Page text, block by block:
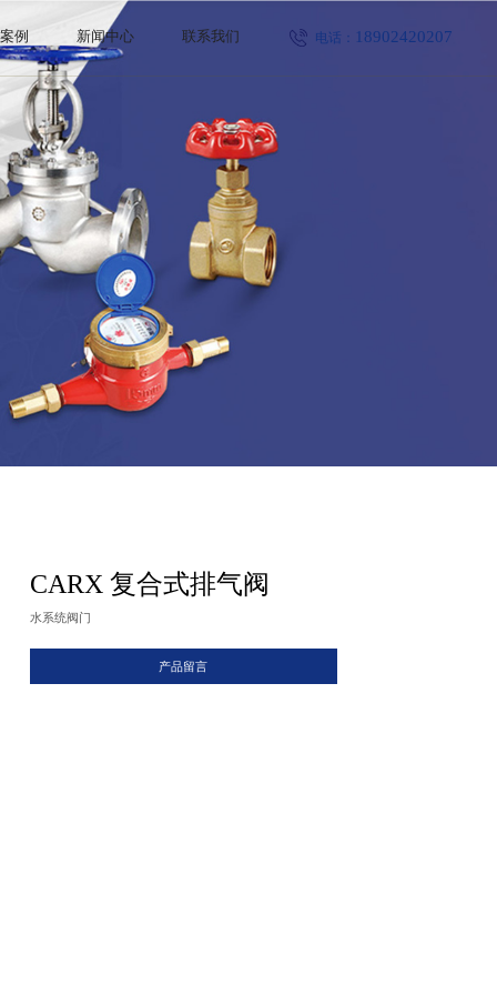
例 新闻中心
行业新闻
联系我们 电话： 18902420207
CARX 复合式排气阀
水系统阀门
产品留言